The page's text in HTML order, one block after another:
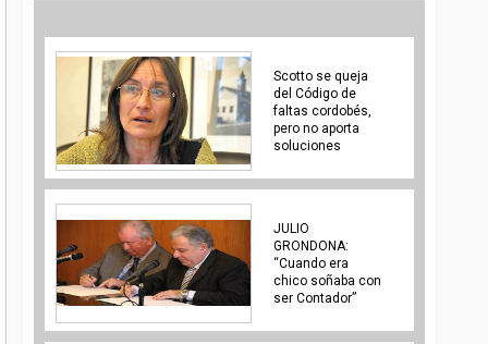
Scotto se queja
del Código de
faltas cordobés,
pero no aporta
soluciones
JULIO
GRONDONA:
“Cuando era
chico soñaba con
ser Contador”